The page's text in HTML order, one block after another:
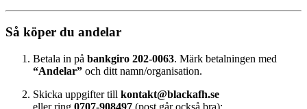
Så köper du andelar
Betala in på bankgiro 202-0063. Märk betalningen med
“Andelar” och ditt namn/organisation.
Skicka uppgifter till kontakt@blackafh.se
eller ring 0707-908497 (post går också bra):